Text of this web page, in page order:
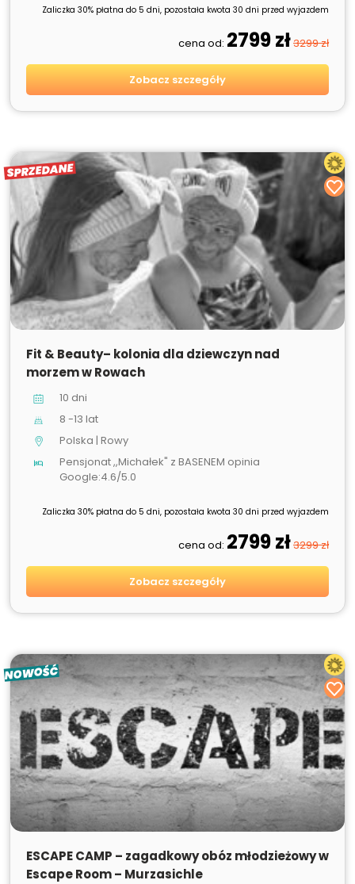
Zaliczka 30% płatna do 5 dni, pozostała kwota 30 dni przed wyjazdem
cena od: 2799 zł3299 zł
Zobacz szczegóły
SPRZEDANE
SPRZEDANE
Fit & Beauty– kolonia dla dziewczyn nad
morzem w Rowach
10 dni
8 -13 lat
Polska | Rowy
Pensjonat ,,Michałek" z BASENEM opinia
Google:4.6/5.0
Zaliczka 30% płatna do 5 dni, pozostała kwota 30 dni przed wyjazdem
cena od: 2799 zł3299 zł
Zobacz szczegóły
NOWOŚĆ
SPRZEDANE
ESCAPE CAMP – zagadkowy obóz młodzieżowy w
Escape Room – Murzasichle